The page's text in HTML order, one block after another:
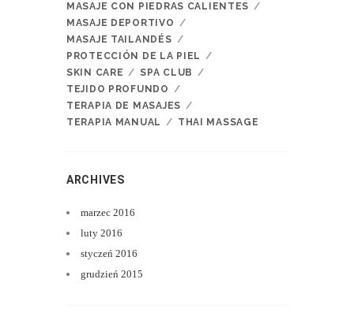
MASAJE CON PIEDRAS CALIENTES
MASAJE DEPORTIVO
MASAJE TAILANDÉS
PROTECCIÓN DE LA PIEL
SKIN CARE
SPA CLUB
TEJIDO PROFUNDO
TERAPIA DE MASAJES
TERAPIA MANUAL
THAI MASSAGE
ARCHIVES
marzec 2016
luty 2016
styczeń 2016
grudzień 2015